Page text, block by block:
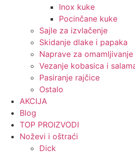
Inox kuke
Pocinčane kuke
Sajle za izvlačenje
Skidanje dlake i papaka
Naprave za omamljivanje
Vezanje kobasica i
Pasiranje rajčice
Ostalo
AKCIJA
Blog
TOP PROIZVODI
Noževi i oštraći
Dick